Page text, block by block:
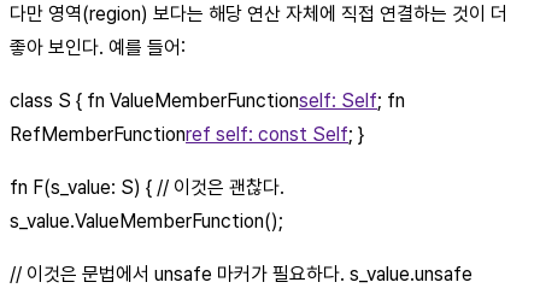
다만 영역(region) 보다는 해당 연산 자체에 직접 연결하는 것이 더
좋아 보인다. 예를 들어:
class S { fn ValueMemberFunctionself: Self; fn
RefMemberFunctionref self: const Self; }
fn F(s_value: S) { // 이것은 괜찮다.
s_value.ValueMemberFunction();
// 이것은 문법에서 unsafe 마커가 필요하다. s_value.unsafe